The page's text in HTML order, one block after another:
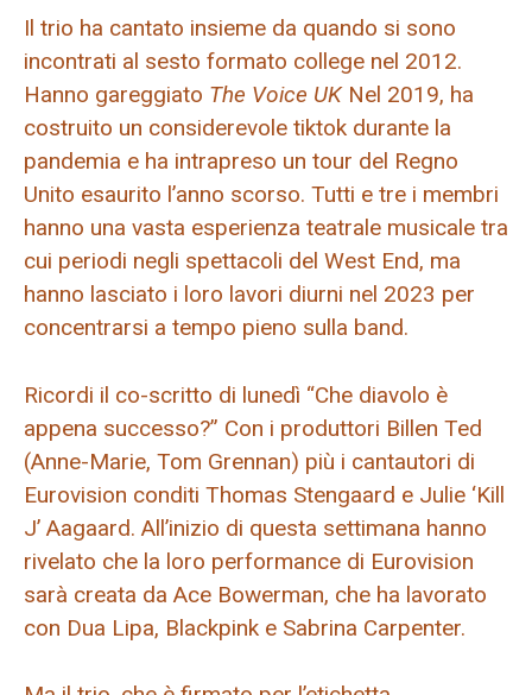
Il trio ha cantato insieme da quando si sono
incontrati al sesto formato college nel 2012.
Hanno gareggiato The Voice UKNel 2019, ha
costruito un considerevole tiktok durante la
pandemia e ha intrapreso un tour del Regno
Unito esaurito l’anno scorso. Tutti e tre i membri
hanno una vasta esperienza teatrale musicale tra
cui periodi negli spettacoli del West End, ma
hanno lasciato i loro lavori diurni nel 2023 per
concentrarsi a tempo pieno sulla band.
Ricordi il co-scritto di lunedì “Che diavolo è
appena successo?” Con i produttori Billen Ted
(Anne-Marie, Tom Grennan) più i cantautori di
Eurovision conditi Thomas Stengaard e Julie ‘Kill
J’ Aagaard. All’inizio di questa settimana hanno
rivelato che la loro performance di Eurovision
sarà creata da Ace Bowerman, che ha lavorato
con Dua Lipa, Blackpink e Sabrina Carpenter.